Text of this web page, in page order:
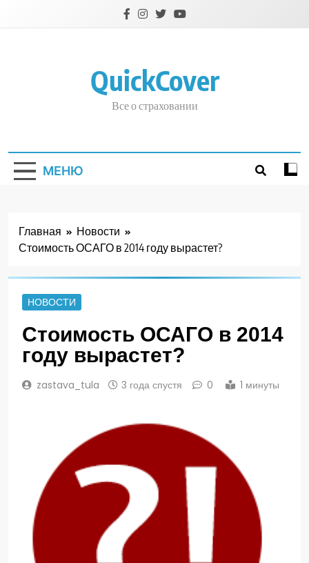
QuickCover
Все о страховании
МЕНЮ
Главная
Новости
Стоимость ОСАГО в 2014 году вырастет?
НОВОСТИ
Стоимость ОСАГО в 2014
году вырастет?
zastava_tula 3 года спустя 0 1 минуты